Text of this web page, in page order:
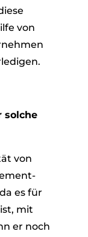
von
solche
von
es für
mit
er noch